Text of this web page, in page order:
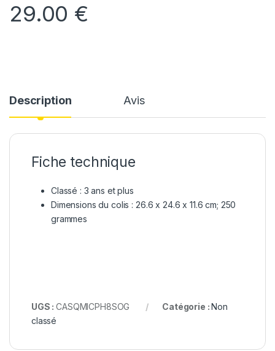
29.00 €
Description Avis
Fiche technique
Classé : 3 ans et plus
Dimensions du colis : 26.6 x 24.6 x 11.6 cm; 250
grammes
UGS :CASQMICPH8SOG Catégorie :Non
classé